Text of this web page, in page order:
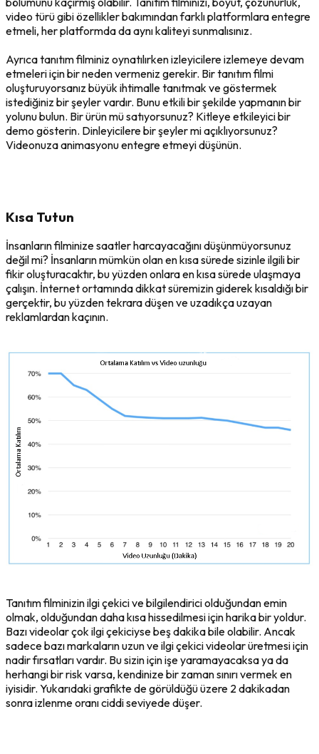
video türü gibi özellikler bakımından farklı platformlara entegre
etmeli, her platformda da aynı kaliteyi sunmalısınız.
Ayrıca tanıtım filminiz oynatılırken izleyicilere izlemeye devam
etmeleri için bir neden vermeniz gerekir. Bir tanıtım filmi
oluşturuyorsanız büyük ihtimalle tanıtmak ve göstermek
istediğiniz bir şeyler vardır. Bunu etkili bir şekilde yapmanın bir
yolunu bulun. Bir ürün mü satıyorsunuz? Kitleye etkileyici bir
demo gösterin. Dinleyicilere bir şeyler mi açıklıyorsunuz?
Videonuza animasyonu entegre etmeyi düşünün.
Kısa Tutun
İnsanların filminize saatler harcayacağını düşünmüyorsunuz
değil mi? İnsanların mümkün olan en kısa sürede sizinle ilgili bir
fikir oluşturacaktır, bu yüzden onlara en kısa sürede ulaşmaya
çalışın. İnternet ortamında dikkat süremizin giderek kısaldığı bir
gerçektir, bu yüzden tekrara düşen ve uzadıkça uzayan
reklamlardan kaçının.
Tanıtım filminizin ilgi çekici ve bilgilendirici olduğundan emin
olmak, olduğundan daha kısa hissedilmesi için harika bir yoldur.
Bazı videolar çok ilgi çekiciyse beş dakika bile olabilir. Ancak
sadece bazı markaların uzun ve ilgi çekici videolar üretmesi için
nadir fırsatları vardır. Bu sizin için işe yaramayacaksa ya da
herhangi bir risk varsa, kendinize bir zaman sınırı vermek en
iyisidir. Yukarıdaki grafikte de görüldüğü üzere 2 dakikadan
sonra izlenme oranı ciddi seviyede düşer.